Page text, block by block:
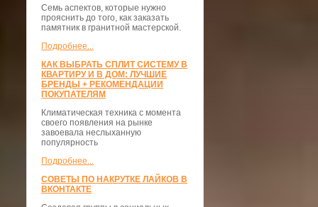
Семь аспектов, которые нужно
прояснить до того, как заказать
памятник в гранитной мастерской.
Подробнее...
КАК ВЫБРАТЬ СПЛИТ СИСТЕМУ В
КВАРТИРУ И В ДОМ: ЛУЧШИЕ
БРЕНДЫ + РЕКОМЕНДАЦИИ
ПОКУПАТЕЛЯМ
Климатическая техника с момента
своего появления на рынке
завоевала неслыханную
популярность
Подробнее...
СОВЕТЫ ПО НАКРУТКЕ ЛАЙКОВ В
ВКОНТАКТЕ